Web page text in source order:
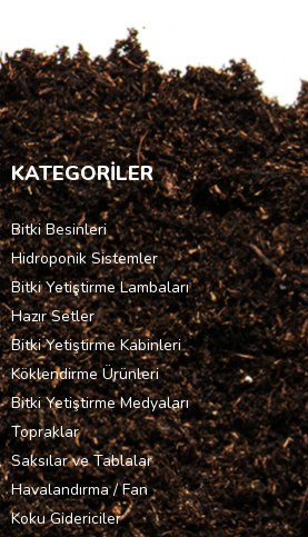
KATEGORİLER
Bitki Besinleri
Hidroponik Sistemler
Bitki Yetiştirme Lambaları
Hazır Setler
Bitki Yetiştirme Kabinleri
Köklendirme Ürünleri
Bitki Yetiştirme Medyaları
Topraklar
Saksılar ve Tablalar
Havalandırma / Fan
Koku Gidericiler